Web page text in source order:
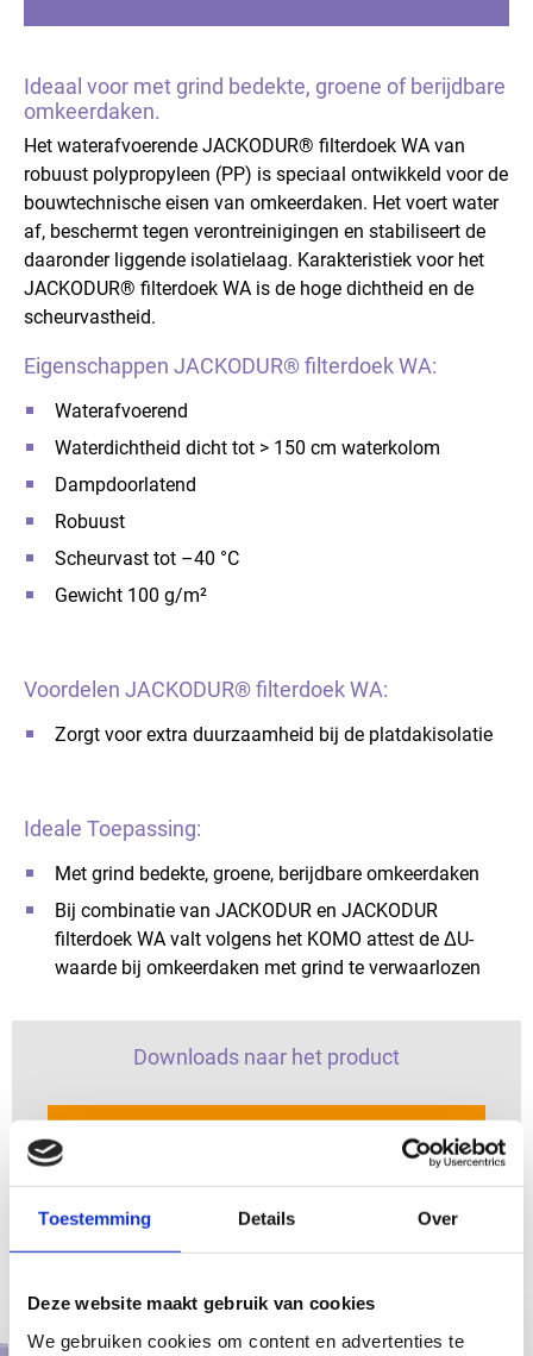
Toestemming Details Over
Deze website maakt gebruik van cookies
We gebruiken cookies om content en advertenties te
Ideaal voor met grind bedekte, groene of berijdbare
omkeerdaken.
Het waterafvoerende JACKODUR® filterdoek WA van
robuust polypropyleen (PP) is speciaal ontwikkeld voor de
bouwtechnische eisen van omkeerdaken. Het voert water
af, beschermt tegen verontreinigingen en stabiliseert de
daaronder liggende isolatielaag. Karakteristiek voor het
JACKODUR® filterdoek WA is de hoge dichtheid en de
scheurvastheid.
Eigenschappen JACKODUR® filterdoek WA:
Waterafvoerend
Waterdichtheid dicht tot > 150 cm waterkolom
Dampdoorlatend
Robuust
Scheurvast tot –40 °C
Gewicht 100 g/m²
Voordelen JACKODUR® filterdoek WA:
Zorgt voor extra duurzaamheid bij de platdakisolatie
Ideale Toepassing:
Met grind bedekte, groene, berijdbare omkeerdaken
Bij combinatie van JACKODUR en JACKODUR
filterdoek WA valt volgens het KOMO attest de ΔU-
waarde bij omkeerdaken met grind te verwaarlozen
Downloads naar het product
Bijpassende producten